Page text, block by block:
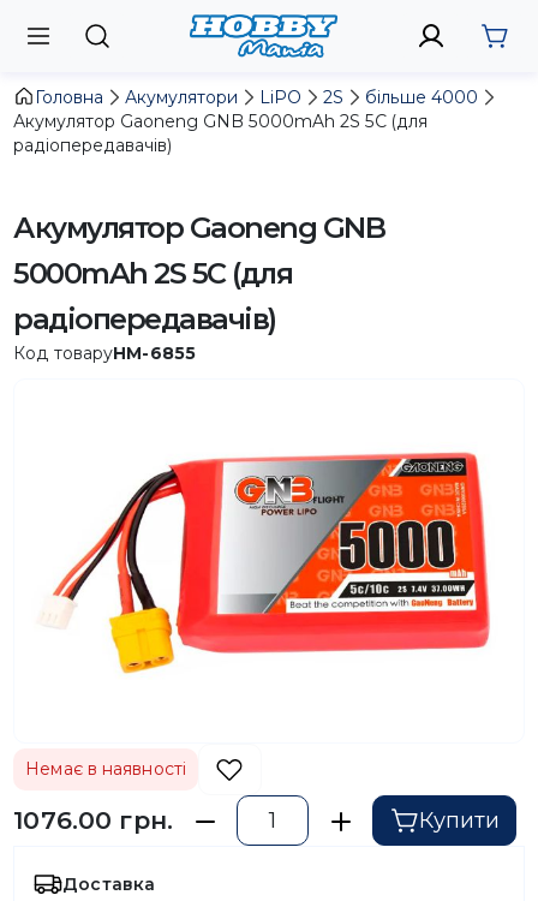
Головна Акумулятори LiPO 2S
більше 4000
Акумулятор Gaoneng GNB 5000mAh 2S 5C (для
радіопередавачів)
Акумулятор Gaoneng GNB
5000mAh 2S 5C (для
радіопередавачів)
Код товаруHM-6855
Немає в наявності
1076.00 грн. Купити
Доставка